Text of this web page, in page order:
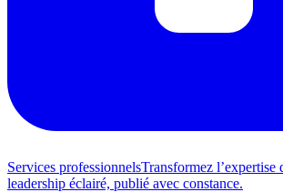
Services professionnelsTransformez l’expertise
leadership éclairé, publié avec constance.